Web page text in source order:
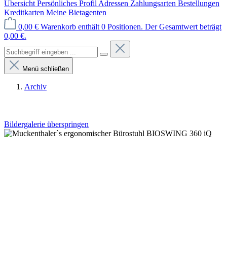
Übersicht Persönliches Profil Adressen Zahlungsarten Bestellungen
Kreditkarten Meine Bietagenten
0,00 € Warenkorb enthält 0 Positionen. Der Gesamtwert beträgt
0,00 €.
Menü schließen
Archiv
Bildergalerie überspringen